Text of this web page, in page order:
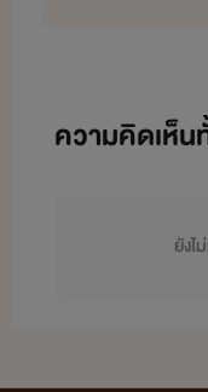
ขอฝากผลงา
เค้าเป็น
ความคิดเห็น
ยัง